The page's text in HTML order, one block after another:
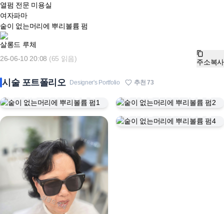
열펌 전문 미용실
여자파마
숱이 없는머리에 뿌리볼륨 펌
살롱드 루체
26-06-10 20:08 (65 읽음) 주소복사
시술 포트폴리오 Designer's Portfolio 추천 73